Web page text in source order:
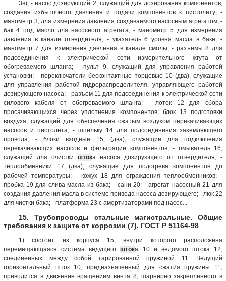
3в); - насос дозирующий 2, служащий для дозирования компонентов,
создания избыточного давления и подачи компонентов к пистолету; -
манометр 3, для измерения давления создаваемого насосным агрегатом; -
бак 4 под масло для насосного агрегата; - манометр 5 для измерения
давления в канале отвердителя; - указатель 6 уровня масла в баке; -
манометр 7 для измерения давления в канале смолы; - разъемы 8 для
подсоединения к электрической сети измерительного жгута от
обогреваемого шланга; - пульт 9, служащий для управления работой
установки; - переключатели бесконтактные торцевые 10 (два), служащие
для управления работой гидрораспределителя, управляющего работой
дозирующего насоса; - разъем 11 для подсоединения к электрической сети
силового кабеля от обогреваемого шланга; - лоток 12 для сбора
просачивающихся через уплотнения компонентов; блок 13 подготовки
воздуха, служащий для обеспечения сжатым воздухом перекачивающих
насосов и пистолета; - шпильку 14 для подсоединения заземляющего
провода; - блоки входные 15; (два), служащие для подключения
перекачивающих насосов и фильтрации компонентов; - омыватель 16,
служащий для очистки штока насоса дозирующего от отвердителя; -
теплообменники 17 (два), служащие для подогрева компонентов до
рабочей температуры; - кожух 18 для ограждения теплообменников; -
пробка 19 для слива масла из бака; - сани 20; - агрегат насосный 21 для
создания давления масла в системе привода насоса дозирующего; - люк 22
для чистки бака; - платформа 23 с амортизаторами под насос...
15. Трубопроводы стальные магистральные. Общие
требования к защите от коррозии (7). ГОСТ Р 51164-98
1) состоит из корпуса 15, внутри которого расположена
перемещающаяся система ведущегоштока 10 и ведомого штока 12,
соединенных между собой тарированной пружиной 11. Ведущий
горизонтальный шток 10, предназначенный для сжатия пружины 11,
приводится в движение вращением винта 8, шарнирно закрепленного в